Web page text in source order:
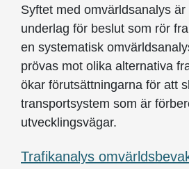
Syftet med omvärldsanalys
underlag för beslut som rör
en systematisk
prövas mot olika alternativa
ökar förutsättningarna för att
transportsystem som är
utvecklingsvägar.
Trafikanalys